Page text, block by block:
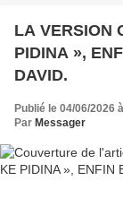
LA VERSION
PIDINA »,
DAVID.
Publié le 04/06/2026
Par Messager